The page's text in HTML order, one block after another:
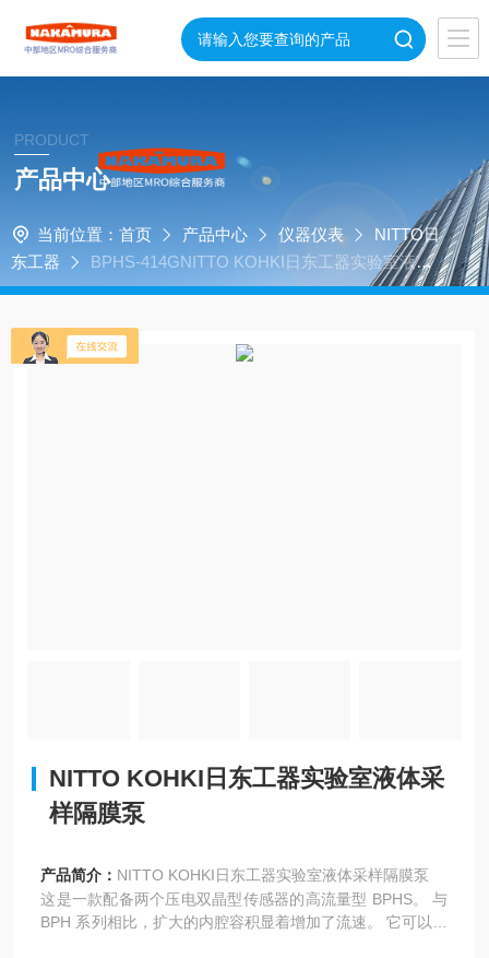
PRODUCT
产品中心
当前位置： 首页 产品中心 仪器仪表
NITTO日
东工器
BPHS-414GNITTO KOHKI日东工器实验室液体
采样隔膜泵
NITTO KOHKI日东工器实验室液体采
样隔膜泵
产品简介： NITTO KOHKI日东工器实验室液体采样隔膜泵
这是一款配备两个压电双晶型传感器的高流量型 BPHS。 与
BPH 系列相比，扩大的内腔容积显着增加了流速。 它可以直